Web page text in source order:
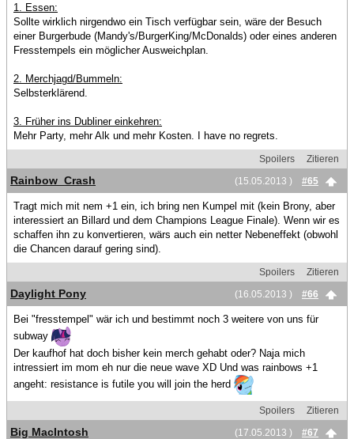
1. Essen:
Sollte wirklich nirgendwo ein Tisch verfügbar sein, wäre der Besuch
einer Burgerbude (Mandy's/BurgerKing/McDonalds) oder eines anderen
Fresstempels ein möglicher Ausweichplan.
2. Merchjagd/Bummeln:
Selbsterklärend.
3. Früher ins Dubliner einkehren:
Mehr Party, mehr Alk und mehr Kosten. I have no regrets.
Spoilers
Zitieren
(15.05.2013 )
#65
Rainbow_Crash
Tragt mich mit nem +1 ein, ich bring nen Kumpel mit (kein Brony, aber
interessiert an Billard und dem Champions League Finale). Wenn wir es
schaffen ihn zu konvertieren, wärs auch ein netter Nebeneffekt (obwohl
die Chancen darauf gering sind).
Spoilers
Zitieren
(16.05.2013 )
#66
Daylight Pony
Bei "fresstempel" wär ich und bestimmt noch 3 weitere von uns für
subway
Der kaufhof hat doch bisher kein merch gehabt oder? Naja mich
intressiert im mom eh nur die neue wave XD Und was rainbows +1
angeht: resistance is futile you will join the herd
Spoilers
Zitieren
(17.05.2013 )
#67
Big MacIntosh